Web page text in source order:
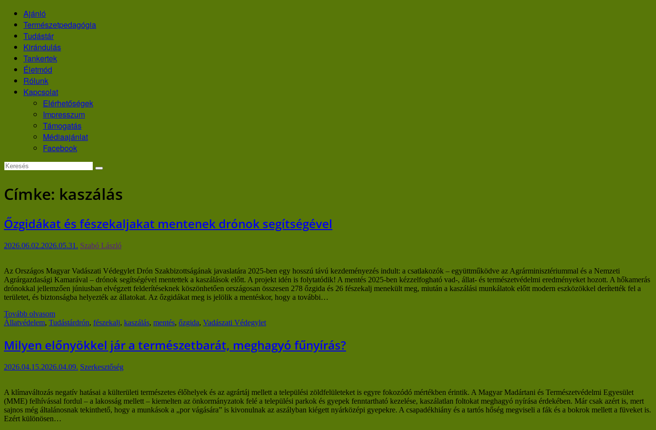
Skip
content
Ajánló
Természetpedagógia
Tudástár
Kirándulás
Tankertek
Életmód
Rólunk
Kapcsolat
Elérhetőségek
Impresszum
Támogatás
Médiaajánlat
Facebook
Címke: kaszálás
Őzgidákat és fészekaljakat mentenek drónok segítségével
2026.06.02.2026.05.31. Szabó László
Az Országos Magyar Vadászati Védegylet Drón Szakbizottságának javaslatára 2025-ben egy hosszú távú kezdeményezés indult: a csatlakozók – együttműködve az Agrárminisztériummal és a Nemzeti
Agrárgazdasági Kamarával – drónok segítségével mentettek a kaszálások előtt. A projekt idén is folytatódik! A mentés 2025-ben kézzelfogható vad-, állat- és természetvédelmi eredményeket hozott. A hőkamerás
drónokkal jellemzően júniusban elvégzett felderítéseknek köszönhetően országosan összesen 278 őzgida és 26 fészekalj menekült meg, miután a kaszálási munkálatok előtt modern eszközökkel derítették fel a
területet, és biztonságba helyezték az állatokat. Az őzgidákat meg is jelölik a mentéskor, hogy a további…
Tovább olvasom
Állatvédelem, Tudástárdrón, fészekalj, kaszálás, mentés, őzgida, Vadászati Védegylet
Milyen előnyökkel jár a természetbarát, meghagyó fűnyírás?
2026.04.15.2026.04.09. Szerkesztőség
A klímaváltozás negatív hatásai a külterületi természetes élőhelyek és az agrártáj mellett a települési zöldfelületeket is egyre fokozódó mértékben érintik. A Magyar Madártani és Természetvédelmi Egyesület
(MME) felhívással fordul ‒ a lakosság mellett ‒ kiemelten az önkormányzatok felé a települési parkok és gyepek fenntartható kezelése, kaszálatlan foltokat meghagyó nyírása érdekében. Már csak azért is, mert
sajnos még általánosnak tekinthető, hogy a munkások a „por vágására” is kivonulnak az aszályban kiégett nyárközépi gyepekre. A csapadékhiány és a tartós hőség megviseli a fák és a bokrok mellett a füveket is.
Ezért különösen…